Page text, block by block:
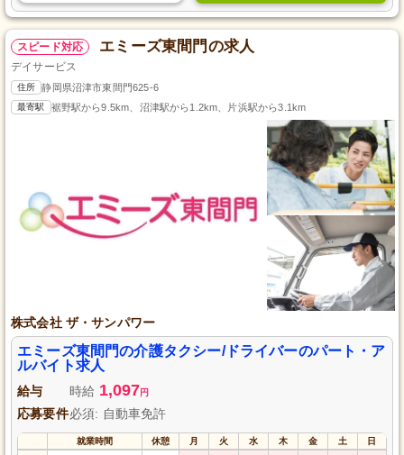
スピード対応 エミーズ東間門の求人
デイサービス
住所 静岡県沼津市東間門625-6
最寄駅 裾野駅から9.5km、沼津駅から1.2km、片浜駅から3.1km
株式会社 ザ・サンパワー
エミーズ東間門の介護タクシー/ドライバーのパート・ア
ルバイト求人
給与 時給 1,097円
応募要件必須: 自動車免許
就業時間 休憩 月 火 水 木 金 土 日